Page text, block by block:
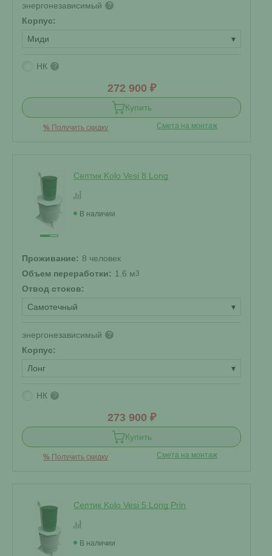
энергонезависимый ?
Корпус:
Миди
▾
НК ?
272 900 ₽
Купить
% Получить скидку Смета на монтаж
Септик Kolo Vesi 8 Long
В наличии
Проживание: 8 человек
Объем переработки: 1.6 м3
Отвод стоков:
Самотечный
▾
энергонезависимый ?
Корпус:
Лонг
▾
НК ?
273 900 ₽
Купить
% Получить скидку Смета на монтаж
Септик Kolo Vesi 5 Long Prin
В наличии